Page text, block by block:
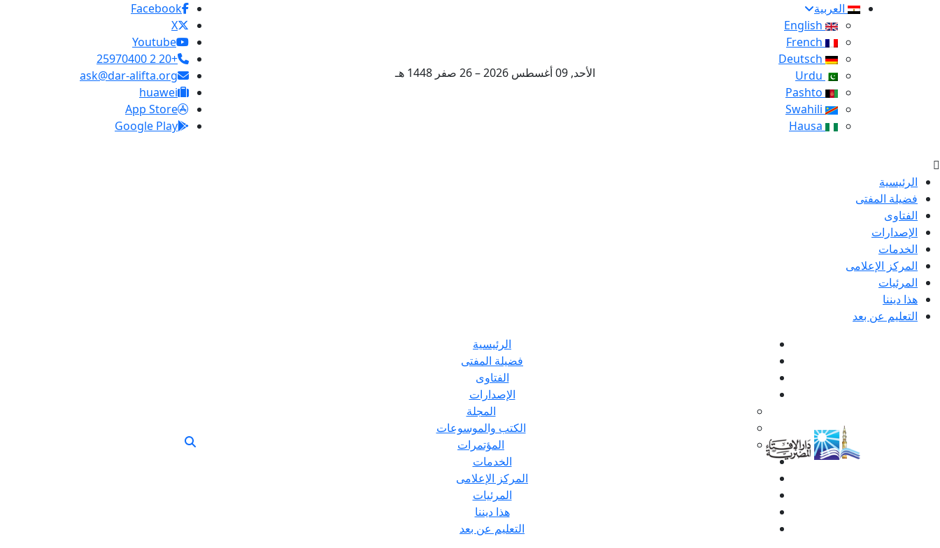
العربية
الأحد, 09 أغسطس 2026 – 26 صفر 1448 هـ
Facebook
X
Youtube
+20 2 25970400
ask@dar-alifta.org
huawei
App Store
Google Play
الرئيسية
فضيلة المفتى
الفتاوى
الإصدارات
الخدمات
المركز الإعلامى
المرئيات
هذا ديننا
التعليم عن بعد
الرئيسية
فضيلة المفتى
الفتاوى
الإصدارات
المجلة
الكتب والموسوعات
المؤتمرات
الخدمات
المركز الإعلامى
المرئيات
هذا ديننا
التعليم عن بعد